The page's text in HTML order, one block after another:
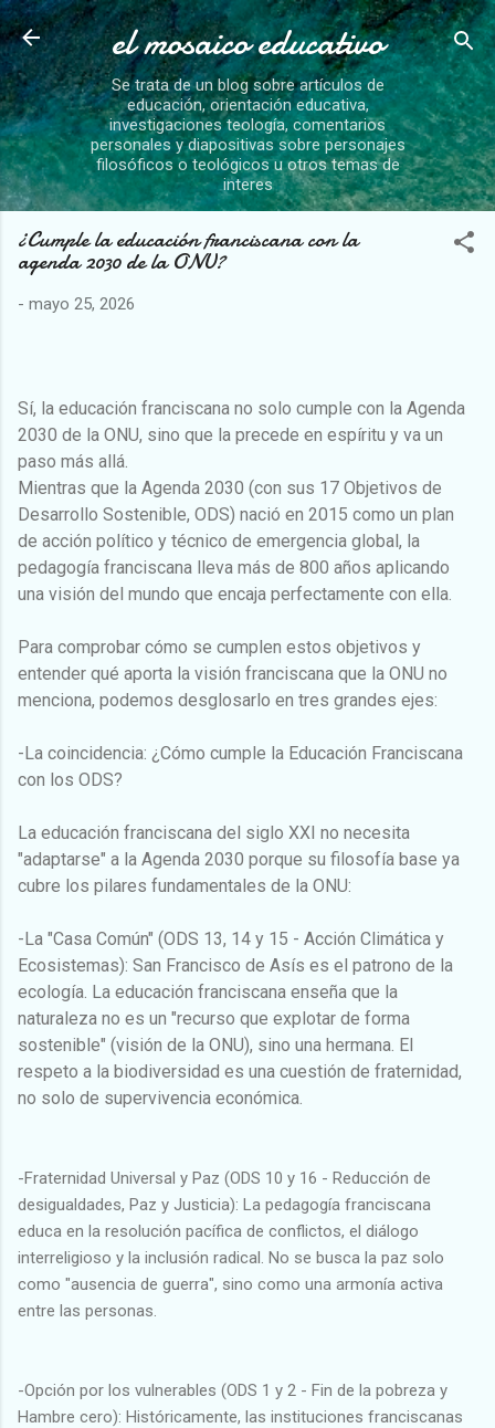
Ir al contenido principal
el mosaico educativo
Se trata de un blog sobre artículos de
educación, orientación educativa,
investigaciones teología, comentarios
personales y diapositivas sobre personajes
filosóficos o teológicos u otros temas de
interes
¿Cumple la educación franciscana con la
agenda 2030 de la ONU?
- mayo 25, 2026
Sí, la educación franciscana no solo cumple con la Agenda
2030 de la ONU, sino que la precede en espíritu y va un
paso más allá.
Mientras que la Agenda 2030 (con sus 17 Objetivos de
Desarrollo Sostenible, ODS) nació en 2015 como un plan
de acción político y técnico de emergencia global, la
pedagogía franciscana lleva más de 800 años aplicando
una visión del mundo que encaja perfectamente con ella.
Para comprobar cómo se cumplen estos objetivos y
entender qué aporta la visión franciscana que la ONU no
menciona, podemos desglosarlo en tres grandes ejes:
-La coincidencia: ¿Cómo cumple la Educación Franciscana
con los ODS?
La educación franciscana del siglo XXI no necesita
"adaptarse" a la Agenda 2030 porque su filosofía base ya
cubre los pilares fundamentales de la ONU:
-La "Casa Común" (ODS 13, 14 y 15 - Acción Climática y
Ecosistemas): San Francisco de Asís es el patrono de la
ecología. La educación franciscana enseña que la
naturaleza no es un "recurso que explotar de forma
sostenible" (visión de la ONU), sino una hermana. El
respeto a la biodiversidad es una cuestión de fraternidad,
no solo de supervivencia económica.
-Fraternidad Universal y Paz (ODS 10 y 16 - Reducción de
desigualdades, Paz y Justicia): La pedagogía franciscana
educa en la resolución pacífica de conflictos, el diálogo
interreligioso y la inclusión radical. No se busca la paz solo
como "ausencia de guerra", sino como una armonía activa
entre las personas.
-Opción por los vulnerables (ODS 1 y 2 - Fin de la pobreza y
Hambre cero): Históricamente, las instituciones franciscanas